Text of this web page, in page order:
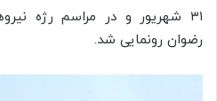
۳۱ شهریور و در مراسم رژه
رضوان رونمایی شد.